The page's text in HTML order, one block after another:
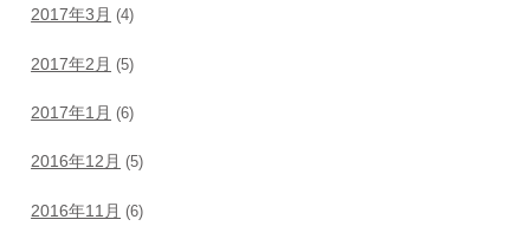
2017年3月 (4)
2017年2月 (5)
2017年1月 (6)
2016年12月 (5)
2016年11月 (6)